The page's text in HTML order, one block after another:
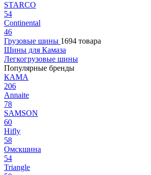
STARCO
54
Continental
46
Грузовые шины 1694 товара
Шины для Камаза
Легкогрузовые шины
Популярные бренды
КАМА
206
Annaite
78
SAMSON
60
Hifly
58
Омскшина
54
Triangle